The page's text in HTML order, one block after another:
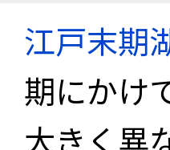
江戸末期
期にかけ
大きく異